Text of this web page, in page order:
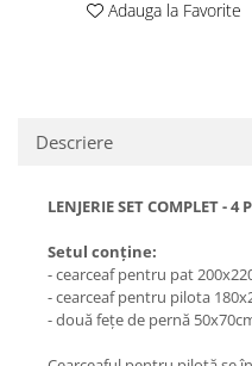
Adauga la Favorite
Descriere
LENJERIE SET COMPLET - 4
Setul conține:
- cearceaf pentru pat
- cearceaf pentru pilota
- două fețe de pernă